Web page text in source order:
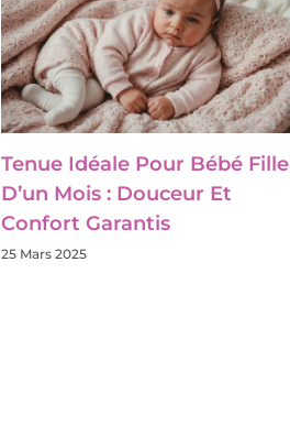
Tenue Idéale Pour Bébé Fille
D’un Mois : Douceur Et
Confort Garantis
25 Mars 2025